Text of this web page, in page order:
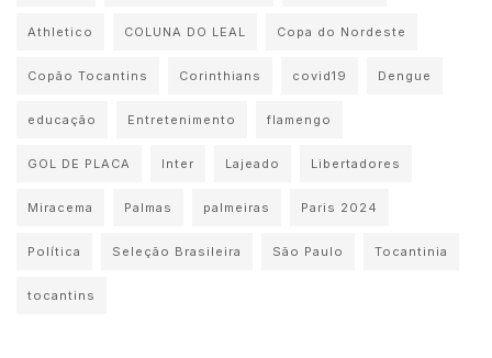
Athletico COLUNA DO LEAL Copa do Nordeste
Copão Tocantins Corinthians covid19 Dengue
educação Entretenimento flamengo
GOL DE PLACA Inter Lajeado Libertadores
Miracema Palmas palmeiras Paris 2024
Política Seleção Brasileira São Paulo Tocantinia
tocantins